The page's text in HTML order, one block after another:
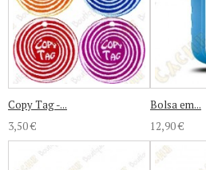
Copy Tag -...
3,50 €
Bolsa em...
12,90 €